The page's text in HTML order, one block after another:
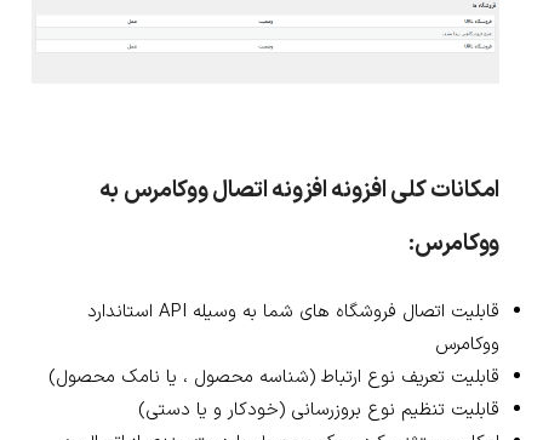
امکانات کلی افزونهافزونه اتصال ووکامرس به
ووکامرس:
قابلیت اتصال فروشگاه های شما به وسیله API استاندارد
ووکامرس
قابلیت تعریف نوع ارتباط (شناسه محصول ، یا نامک محصول)
قابلیت تنظیم نوع بروزرسانی (خودکار و یا دستی)